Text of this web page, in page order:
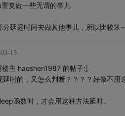
复做一些无谓的事儿
分延迟时间去做其他事儿，所以比较笨~
15
主 haoshen1987 的帖子:]
时的，又怎么判断？？？？好像不用
函数时，才会用这种方法延时。